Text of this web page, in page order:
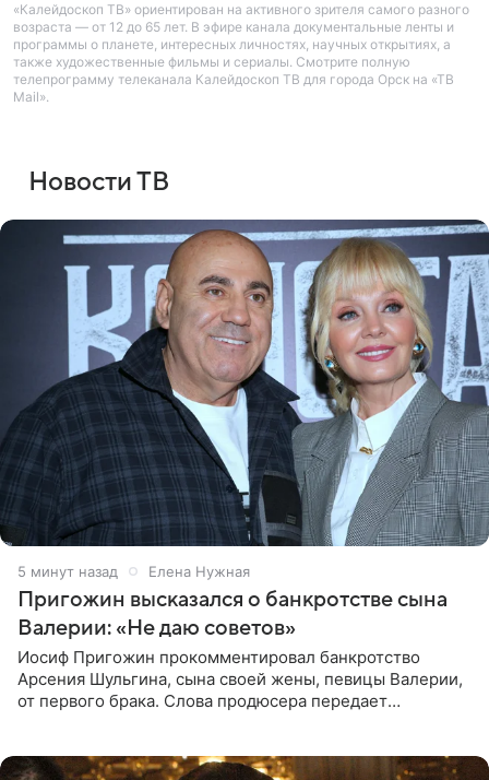
«Калейдоскоп ТВ» ориентирован на активного зрителя самого разного
возраста — от 12 до 65 лет. В эфире канала документальные ленты и
программы о планете, интересных личностях, научных открытиях, а
также художественные фильмы и сериалы. Смотрите полную
телепрограмму телеканала Калейдоскоп ТВ для города Орск на «ТВ
Mail».
Новости ТВ
5 минут назад Елена Нужная
Пригожин высказался о банкротстве сына
Валерии: «Не даю советов»
Иосиф Пригожин прокомментировал банкротство
Арсения Шульгина, сына своей жены, певицы Валерии,
от первого брака. Слова продюсера передает